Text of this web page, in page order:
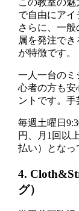
この教室の
で自由にアイ
さらに、一
属を発注で
が特徴です。
一人一台のミ
心者の方も安
ントです。手
毎週土曜日
円、月1回以
払い）となっ
4.
グ）